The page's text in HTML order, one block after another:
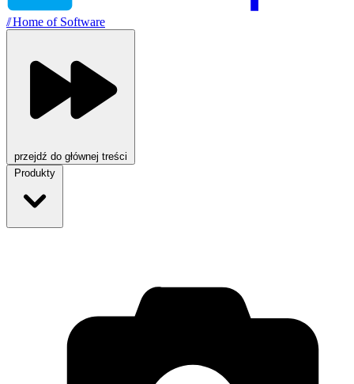
//Home of Software
przejdź do głównej treści
Produkty